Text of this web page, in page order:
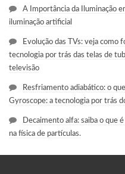
A Importância da Iluminação
iluminação artificial
Evolução das TVs: veja como
tecnologia por trás das telas de
televisão
Resfriamento adiabático: o
Gyroscope: a tecnologia por trás
Decaimento alfa: saiba o que
na física de partículas.